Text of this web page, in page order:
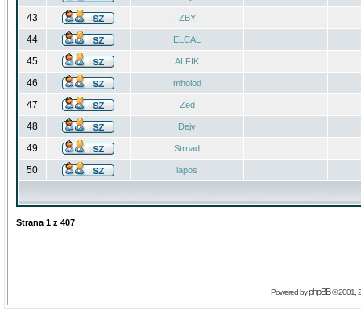
43 ZBY
44 ELCAL
45 ALFIK
46 mholod
47 Zed
48 Dejv
49 Strnad
50 lapos
Strana 1 z 407
Powered byphpBB© 2001,